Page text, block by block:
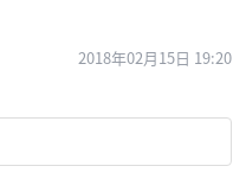
2018年02月15日 19:20